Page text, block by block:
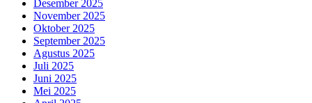
Desember 2025
November 2025
Oktober 2025
September 2025
Agustus 2025
Juli 2025
Juni 2025
Mei 2025